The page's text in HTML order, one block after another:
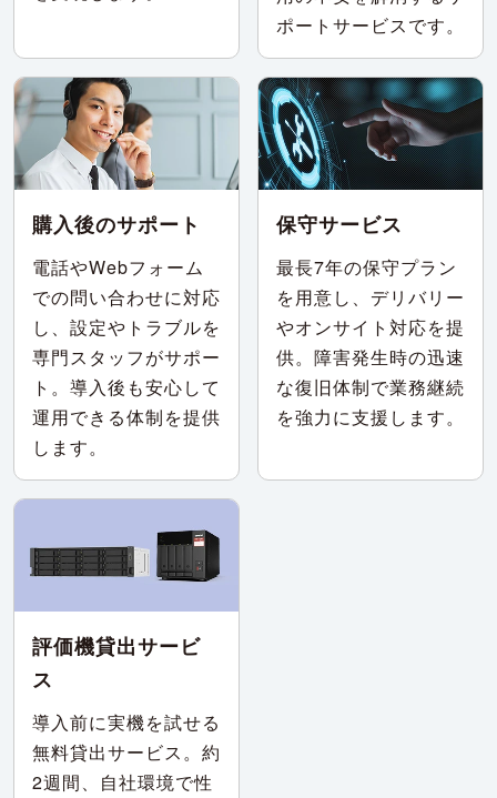
ポートサービスです。
購入後のサポート
電話やWebフォーム
での問い合わせに対応
し、設定やトラブルを
専門スタッフがサポー
ト。導入後も安心して
運用できる体制を提供
します。
保守サービス
最長7年の保守プラン
を用意し、デリバリー
やオンサイト対応を提
供。障害発生時の迅速
な復旧体制で業務継続
を強力に支援します。
評価機貸出サービ
ス
導入前に実機を試せる
無料貸出サービス。約
2週間、自社環境で性